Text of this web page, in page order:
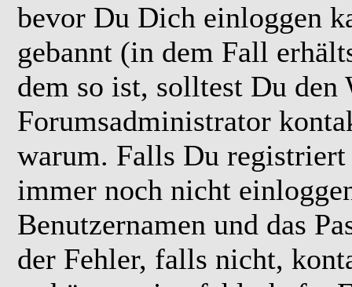
bevor Du Dich einloggen
gebannt (in dem Fall
dem so ist, solltest Du den
Forumsadministrator
warum. Falls Du
immer noch nicht
Benutzernamen und das
der Fehler, falls nicht,